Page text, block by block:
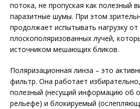
потока, не пропуская как полезный
паразитные шумы. При этом
продолжает испытывать нагрузку от
плоскополяризованных лучей,
источником мешающих бликов.
Поляризационная линза – это
фильтр. Она работает
полезный (несущий информацию об
рельефе) и блокируемый